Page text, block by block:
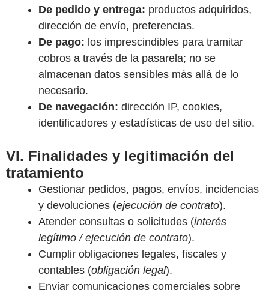
De pedido y entrega: productos adquiridos,
dirección de envío, preferencias.
De pago: los imprescindibles para tramitar
cobros a través de la pasarela; no se
almacenan datos sensibles más allá de lo
necesario.
De navegación: dirección IP, cookies,
identificadores y estadísticas de uso del sitio.
VI. Finalidades y legitimación del
tratamiento
Gestionar pedidos, pagos, envíos, incidencias
y devoluciones (ejecución de contrato).
Atender consultas o solicitudes (interés
legítimo / ejecución de contrato).
Cumplir obligaciones legales, fiscales y
contables (obligación legal).
Enviar comunicaciones comerciales sobre